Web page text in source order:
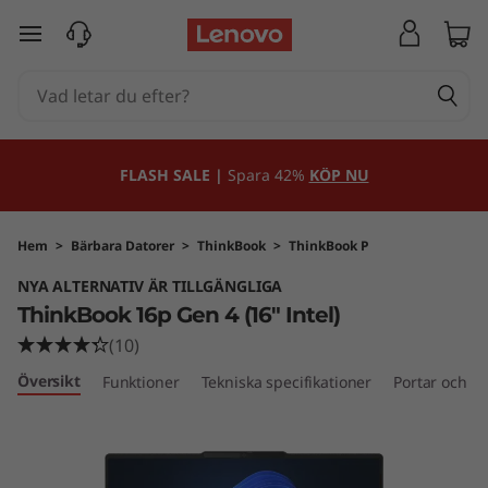
T
k
B
o
o
k
hoppa vidare till huvudinnehållet
FLASH SALE | Spara 42% KÖP NU
Hem > Bärbara Datorer > ThinkBook > ThinkBook P
NYA ALTERNATIV ÄR TILLGÄNGLIGA
ThinkBook 16p Gen 4 (16" Intel)
(10)
Översikt Funktioner Tekniska specifikationer Portar och